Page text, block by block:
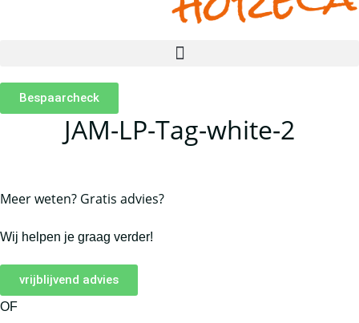
Bespaarcheck
JAM-LP-Tag-white-2
Meer weten? Gratis advies?
Wij helpen je graag verder!
vrijblijvend advies
OF